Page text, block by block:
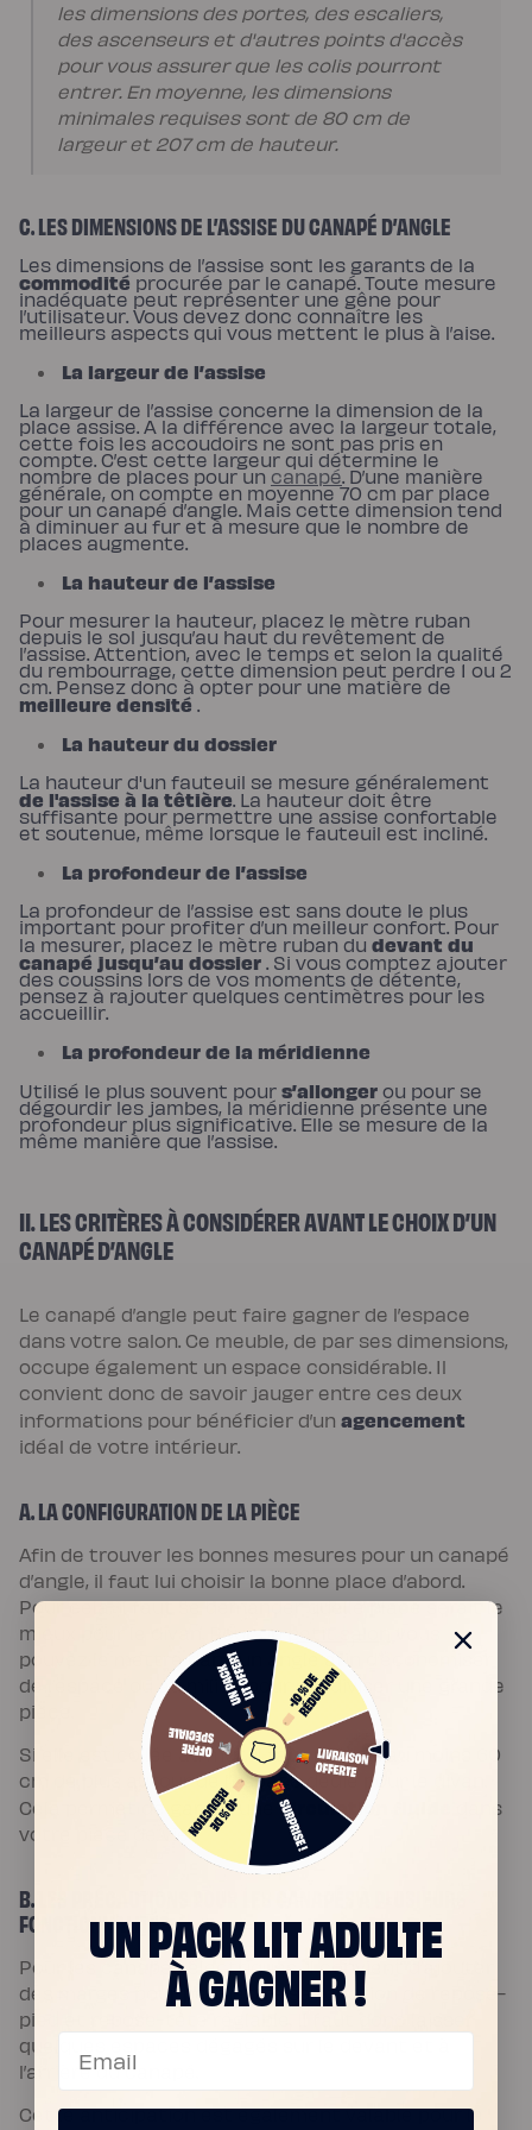
enfant
Matelas
Matelas
bébé
naissance)
Matelas
enfant
3
ans)
Lit
bébé
Lit
à
lattes
enfant
coffre
Lit
en
bois
enfant
Accessoires
de
literie
Linges
de
les dimensions des portes, des escaliers,
des ascenseurs et d'autres points d'accès
pour vous assurer que les colis pourront
entrer. En moyenne, les dimensions
minimales requises sont de 80 cm de
largeur et 207 cm de hauteur.
C. LES DIMENSIONS DE L’ASSISE DU CANAPÉ D’ANGLE
Les dimensions de l’assise sont les garants de la
commodité procurée par le canapé. Toute mesure
inadéquate peut représenter une gêne pour
l’utilisateur. Vous devez donc connaître les
meilleurs aspects qui vous mettent le plus à l’aise.
La largeur de l’assise
La largeur de l’assise concerne la dimension de la
place assise. A la différence avec la largeur totale,
cette fois les accoudoirs ne sont pas pris en
compte. C’est cette largeur qui détermine le
nombre de places pour un canapé. D’une manière
générale, on compte en moyenne 70 cm par place
pour un canapé d’angle. Mais cette dimension tend
à diminuer au fur et à mesure que le nombre de
places augmente.
La hauteur de l’assise
Pour mesurer la hauteur, placez le mètre ruban
depuis le sol jusqu’au haut du revêtement de
l’assise. Attention, avec le temps et selon la qualité
du rembourrage, cette dimension peut perdre 1 ou 2
cm. Pensez donc à opter pour une matière de
meilleure densité .
La hauteur du dossier
La hauteur d'un fauteuil se mesure généralement
de l'assise à la têtière. La hauteur doit être
suffisante pour permettre une assise confortable
et soutenue, même lorsque le fauteuil est incliné.
La profondeur de l’assise
La profondeur de l’assise est sans doute le plus
important pour profiter d’un meilleur confort. Pour
la mesurer, placez le mètre ruban du devant du
canapé jusqu’au dossier . Si vous comptez ajouter
des coussins lors de vos moments de détente,
pensez à rajouter quelques centimètres pour les
accueillir.
La profondeur de la méridienne
Utilisé le plus souvent pour s’allonger ou pour se
dégourdir les jambes, la méridienne présente une
profondeur plus significative. Elle se mesure de la
même manière que l’assise.
II. LES CRITÈRES À CONSIDÉRER AVANT LE CHOIX D’UN
CANAPÉ D’ANGLE
Le canapé d’angle peut faire gagner de l’espace
dans votre salon. Ce meuble, de par ses dimensions,
occupe également un espace considérable. Il
convient donc de savoir jauger entre ces deux
informations pour bénéficier d’un agencement
idéal de votre intérieur.
A. LA CONFIGURATION DE LA PIÈCE
Afin de trouver les bonnes mesures pour un canapé
d’angle, il faut lui choisir la bonne place d’abord.
Pour cela, il faut se demander quelle place serait le
mieux pour le divan. Pour unpetit salon
pouvez le mettre dans un angle afin d’économiser
de l’espace ou au milieu pour subdiviser une grande
pièce.
Si elle est collée au mur, il faut prévoir au moins 60
cm de plus autour de l’espace dédié pour le divan.
Cela permet de garder une circulation fluide
dans
votre pièce de vie.
B. LES PRÉCAUTIONS POUR LES CANAPÉS À PLUSIEURS
FONCTIONNALITÉS
Pour les canapés électriques, il convient d’ajouter
des marges pour permettre sa fonction de repose-
pied et repose-tête réglable. Il faut donc laisser
quelques espaces dégagés sur le devant et à
l’arrière du canapé.
Cette anticipation est également valable pour le
UN PACK LIT ADULTE
À GAGNER !